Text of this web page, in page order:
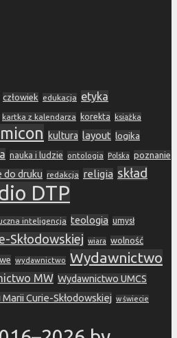
człowiek edukacja etyka
kartka z kalendarza korekta książka
kultura layout logika
nauka i ludzie ontologia Polska poznanie
do druku redakcja religia skład
DTP
inteligencja teologia umysł
Skłodowskiej wiara wolność
wydawnictwo Wydawnictwo
MW Wydawnictwo UMCS
Curie-Skłodowskiej w świecie